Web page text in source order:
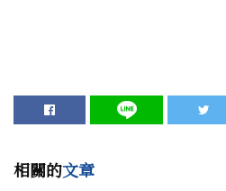
相關的文章